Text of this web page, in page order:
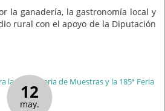
la ganadería, la gastronomía local y
rural con el apoyo de la Diputación
12
may.